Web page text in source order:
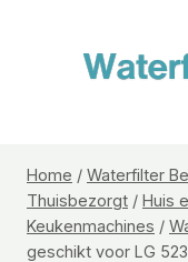
Home / Waterfilter
Thuisbezorgt / Huis
Keukenmachines /
geschikt voor LG